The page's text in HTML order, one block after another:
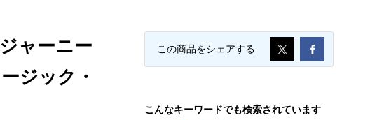
ャーニー
ジック・
この商品をシェアする
こんなキーワードでも検索されています